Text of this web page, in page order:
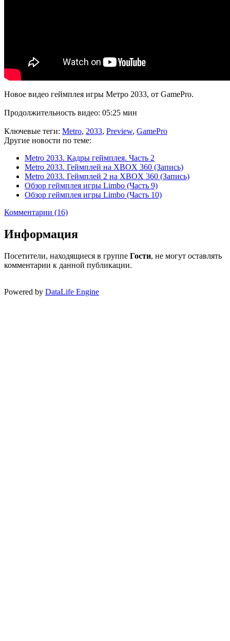
Новое видео геймплея игры Метро 2033, от GamePro.
Продолжительность видео: 05:25 мин
Ключевые теги: Metro, 2033, Preview, GamePro
Другие новости по теме:
Metro 2033. Кадры геймплея. Часть 2
Metro 2033. Геймплей на XBOX 360 (Запись)
Metro 2033. Геймплей 2 на XBOX 360 (Запись)
Обзор геймплея игры Limbo (Часть 9)
Обзор геймплея игры Limbo (Часть 10)
Комментарии (16)
Информация
Посетители, находящиеся в группе Гости, не могут оставлять
комментарии к данной публикации.
Powered by DataLife Engine